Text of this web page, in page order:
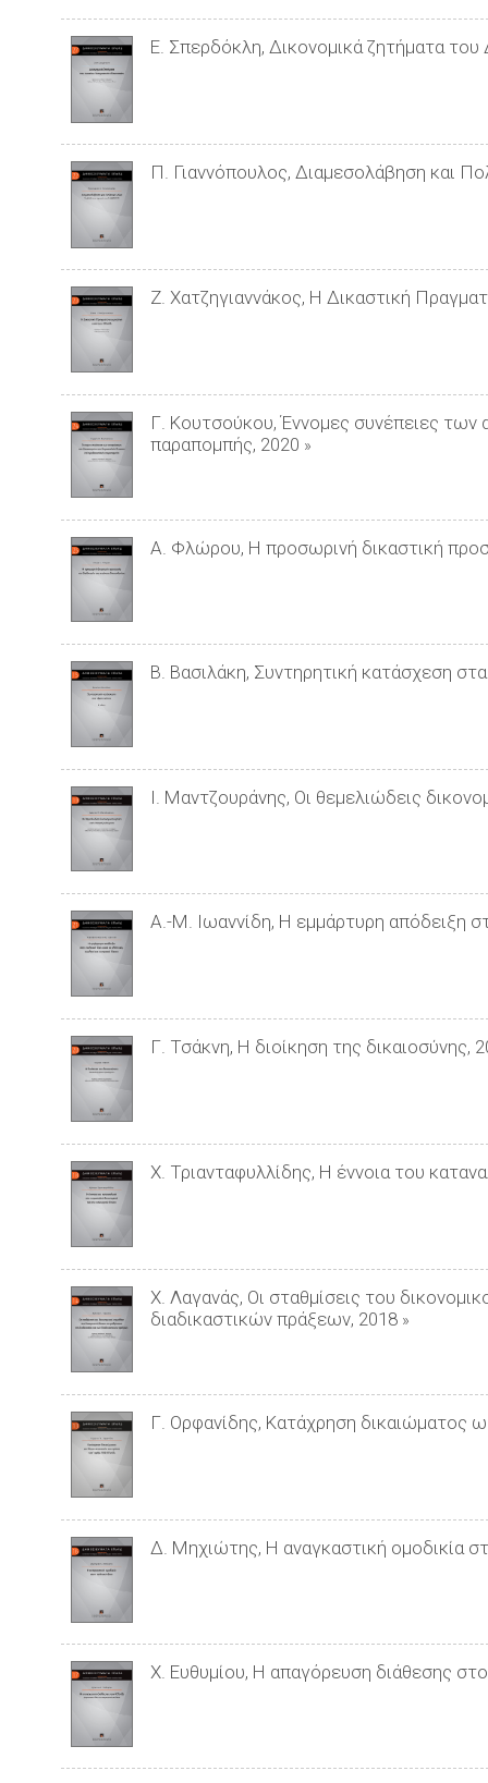
Ε. Σπερδόκλη, Δικονομικά ζητήματα του
Π. Γιαννόπουλος, Διαμεσολάβηση και
Ζ. Χατζηγιαννάκος, Η Δικαστική
Γ. Κουτσούκου, Έννομες συνέπειες
παραπομπής, 2020 »
Α. Φλώρου, Η προσωρινή δικαστική
Β. Βασιλάκη, Συντηρητική κατάσχεση
Ι. Μαντζουράνης, Οι θεμελιώδεις
Α.-Μ. Ιωαννίδη, Η εμμάρτυρη απόδειξη
Γ. Τσάκνη, Η διοίκηση της δικαιοσύνης,
Χ. Τριανταφυλλίδης, Η έννοια του
Χ. Λαγανάς, Οι σταθμίσεις του
διαδικαστικών πράξεων, 2018 »
Γ. Ορφανίδης, Κατάχρηση δικαιώματος
Δ. Μηχιώτης, Η αναγκαστική ομοδικία
Χ. Ευθυμίου, Η απαγόρευση διάθεσης